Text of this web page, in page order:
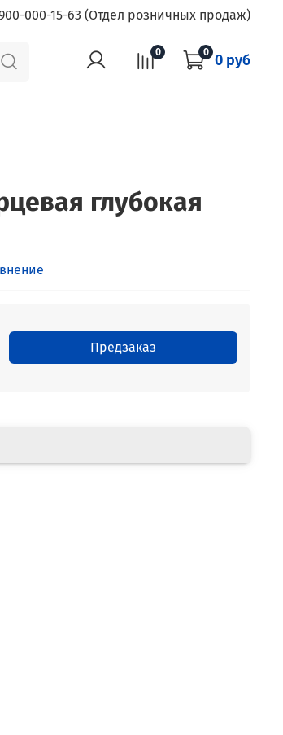
000-15-63 (Отдел розничных продаж)
0 0 0 руб
глубокая
Предзаказ